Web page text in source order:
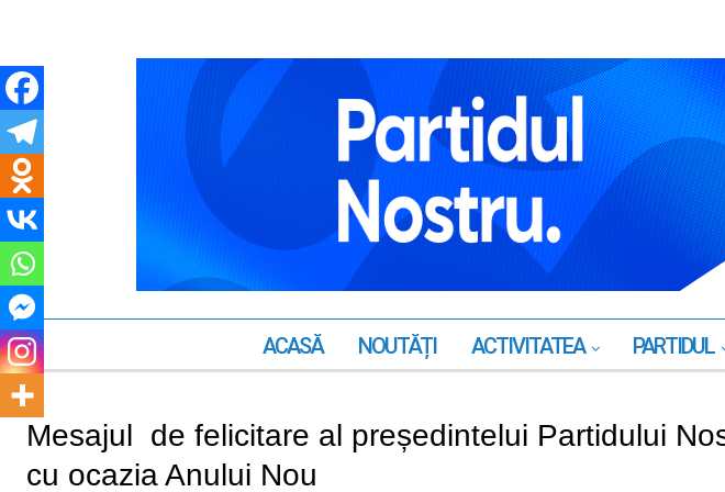
ACASĂ NOUTĂȚI ACTIVITATEA PARTIDUL
Mesajul de felicitare al președintelui Partidului
cu ocazia Anului Nou